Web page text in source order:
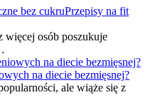
Przepisy na fit
więcej osób poszukuje
na diecie bezmięsnej?
ale wiąże się z